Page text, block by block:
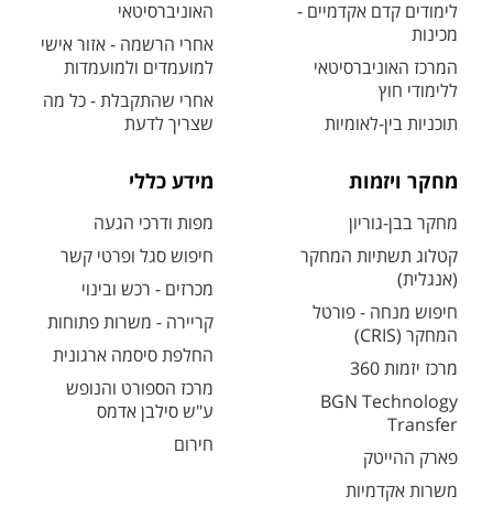
לימודים קדם אקדמיים -
מכינות
המרכז האוניברסיטאי
ללימודי חוץ
תוכניות בין-לאומיות
האוניברסיטאי
אחרי הרשמה - אזור אישי
למועמדים ולמועמדות
אחרי שהתקבלת - כל מה
שצריך לדעת
מחקר ויזמות
מחקר בבן-גוריון
קטלוג תשתיות המחקר
(אנגלית)
חיפוש מנחה - פורטל
המחקר (CRIS)
מרכז יזמות 360
BGN Technology
Transfer
פארק ההייטק
משרות אקדמיות
מידע כללי
מפות ודרכי הגעה
חיפוש סגל ופרטי קשר
מכרזים - רכש ובינוי
קריירה - משרות פתוחות
החלפת סיסמה ארגונית
מרכז הספורט והנופש
ע"ש סילבן אדמס
חירום